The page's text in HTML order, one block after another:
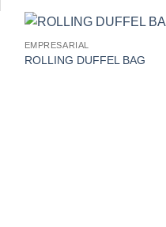
EMPRESARIAL
ROLLING DUFFEL BAG